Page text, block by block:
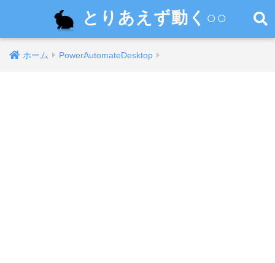
とりあえず動く○○
ホーム PowerAutomateDesktop